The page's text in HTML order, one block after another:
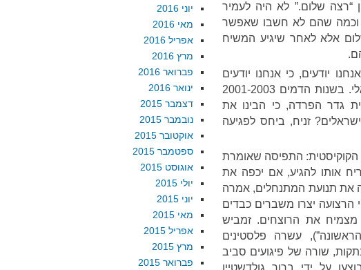
“רצה שלום.” לא היה לעמיר
וכמה שהם לא חשבו שאפשר
אלא לאחר שיגיע המשיח
יודעים, כי אנחנו יודעים
שלהנהגת המתנחלים אין בעיה לשלם בדם ישראלי. בשנות הדמים 2001-2003
גדר הפרדה, כי הבינו את
זניח, ביחס לפגיעה
הקוקיסטית: התפיסה שאומרת
אותו להגיע, אם יכפה את
את תנועת המתנחלים, אמרה
הרצועה יצרו משברים כבדים
את הרוצחים. זמביש
עשרה פלסטינים
שורה של פיגועים סביב
על ידי ברוך גולדשטיין
יוני 2016
מאי 2016
אפריל 2016
מרץ 2016
פברואר 2016
ינואר 2016
דצמבר 2015
נובמבר 2015
אוקטובר 2015
ספטמבר 2015
אוגוסט 2015
יולי 2015
יוני 2015
מאי 2015
אפריל 2015
מרץ 2015
פברואר 2015